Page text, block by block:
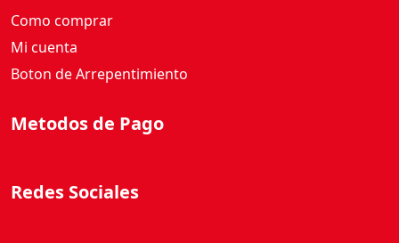
Como comprar
Mi cuenta
Boton de Arrepentimiento
Metodos de Pago
Redes Sociales